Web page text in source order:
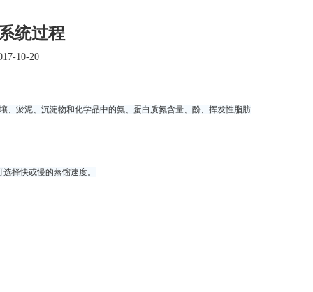
统过程
10-20
、淤泥、沉淀物和化学品中的氨、蛋白质氮含量、酚、挥发性脂肪
择快或慢的蒸馏速度。